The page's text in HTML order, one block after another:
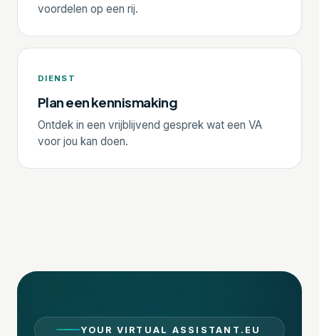
voordelen op een rij.
DIENST
Plan een kennismaking
Ontdek in een vrijblijvend gesprek wat een VA
voor jou kan doen.
YOUR VIRTUAL ASSISTANT.EU